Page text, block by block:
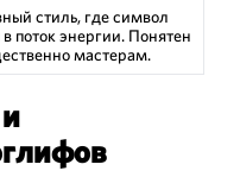
стиль, где символ
поток энергии. Понятен
мастерам.